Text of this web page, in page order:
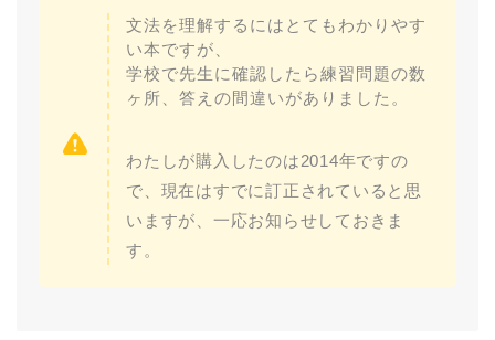
文法を理解するにはとてもわかりやす
い本ですが、
学校で先生に確認したら練習問題の数
ヶ所、答えの間違いがありました。
わたしが購入したのは2014年ですの
で、現在はすでに訂正されていると思
いますが、一応お知らせしておきま
す。